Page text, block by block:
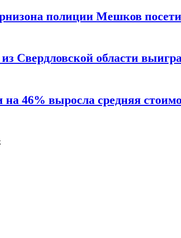
полиции Мешков
Свердловской области
на 46% выросла средняя